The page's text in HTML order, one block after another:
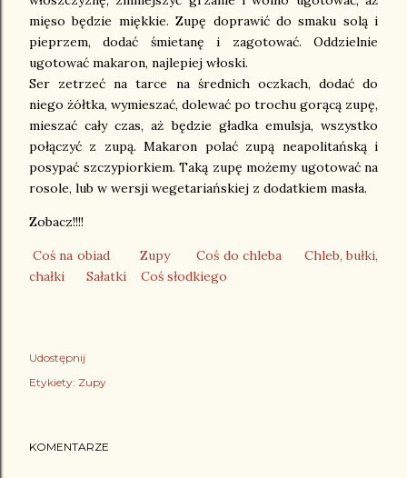
mięso będzie miękkie. Zupę doprawić do smaku solą i
pieprzem, dodać śmietanę i zagotować. Oddzielnie
ugotować makaron, najlepiej włoski.
Ser zetrzeć na tarce na średnich oczkach, dodać do
niego żółtka, wymieszać, dolewać po trochu gorącą zupę,
mieszać cały czas, aż będzie gładka emulsja, wszystko
połączyć z zupą. Makaron polać zupą neapolitańską i
posypać szczypiorkiem. Taką zupę możemy ugotować na
rosole, lub w wersji wegetariańskiej z dodatkiem masła.
Zobacz!!!!
Coś na obiad Zupy Coś do chleba Chleb, bułki,
chałki
Sałatki Coś słodkiego
Udostępnij
Etykiety: Zupy
KOMENTARZE